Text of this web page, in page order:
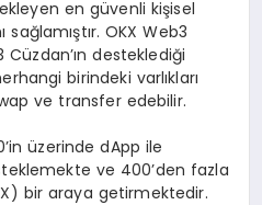
en güvenli kişisel
OKX Web3
desteklediği
birindeki varlıkları
ve transfer edebilir.
üzerinde dApp ile
ve 400’den fazla
bir araya getirmektedir.